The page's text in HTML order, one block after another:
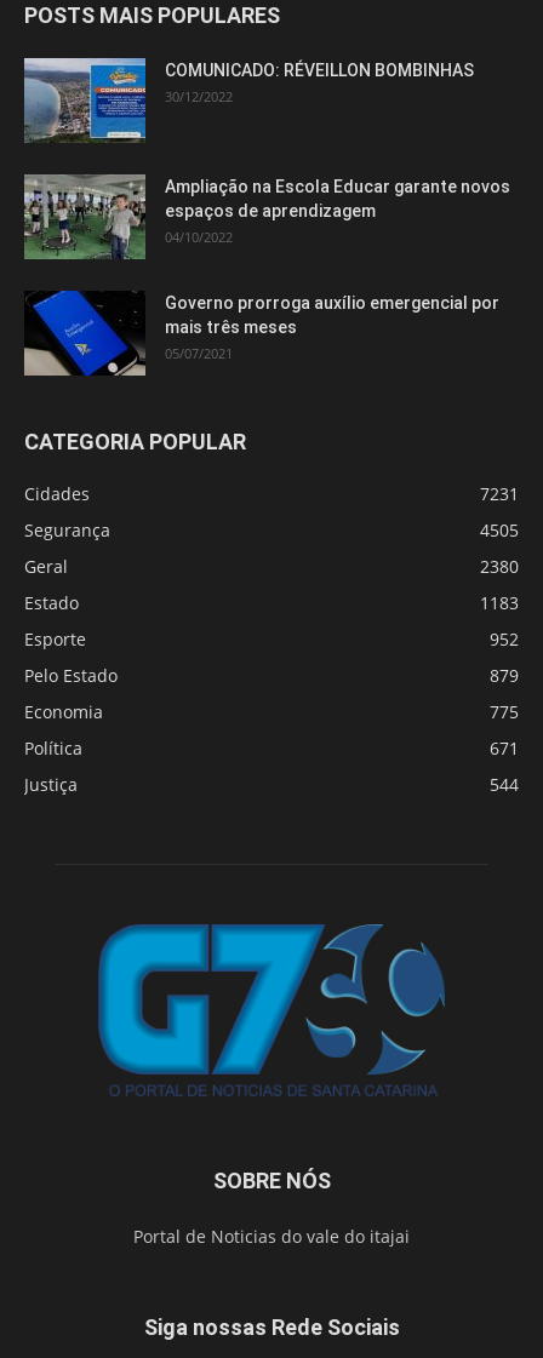
POSTS MAIS POPULARES
COMUNICADO: RÉVEILLON BOMBINHAS
30/12/2022
Ampliação na Escola Educar garante novos
espaços de aprendizagem
04/10/2022
Governo prorroga auxílio emergencial por
mais três meses
05/07/2021
CATEGORIA POPULAR
Cidades
7231
Segurança
4505
Geral
2380
Estado
1183
Esporte
952
Pelo Estado
879
Economia
775
Política
671
Justiça
544
SOBRE NÓS
Portal de Noticias do vale do itajai
Siga nossas Rede Sociais